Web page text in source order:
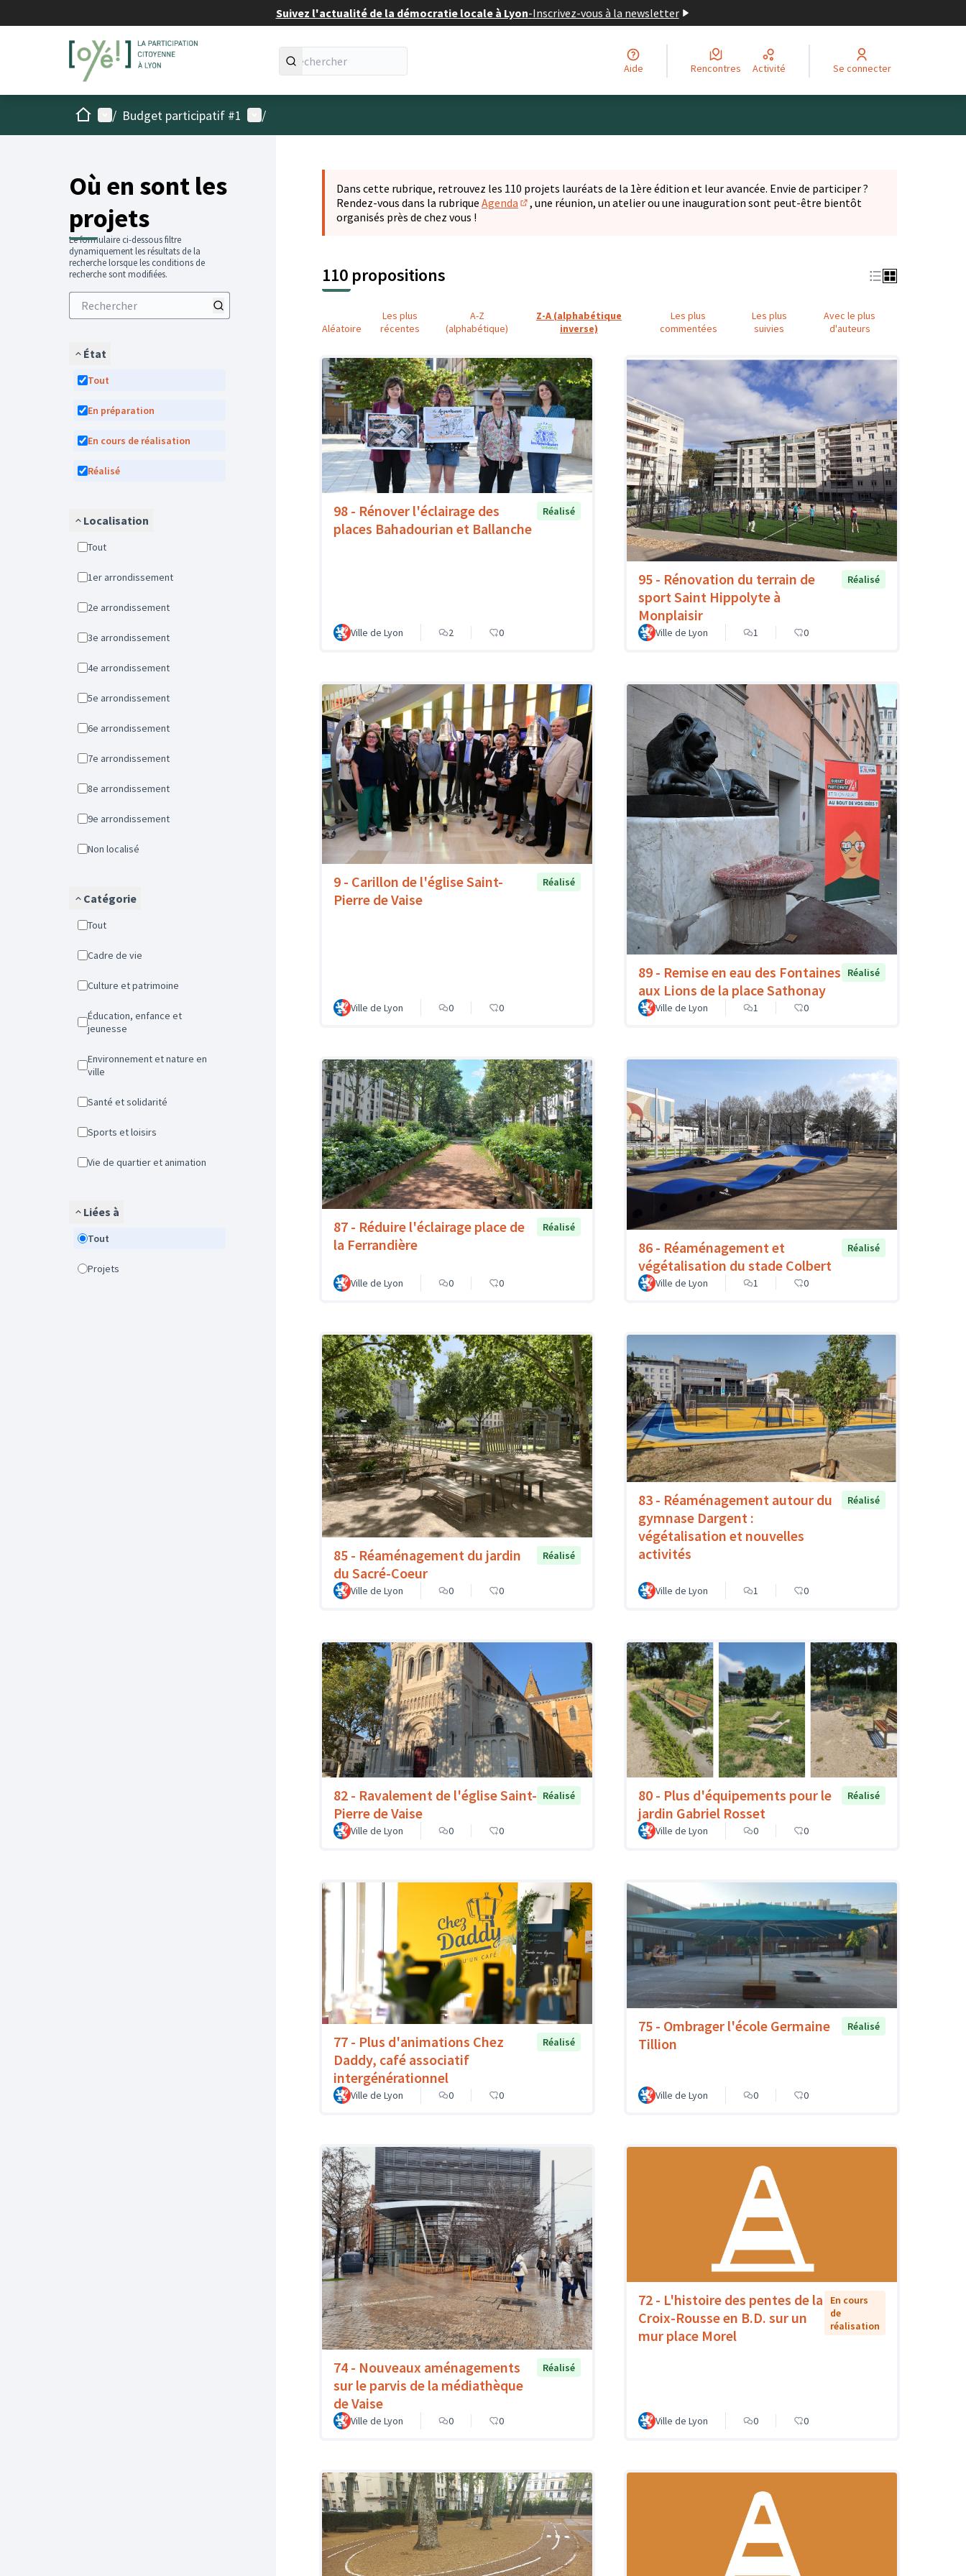
Suivez l'actualité de la démocratie locale à Lyon-Inscrivez-vous à la newsletter
Aide Rencontres Activité Se connecter
AccueilMenu principal
/ Budget participatif #1 Menu utilisateur
/
Où en sont les
projets
Le formulaire ci-dessous filtre
dynamiquement les résultats de la
recherche lorsque les conditions de
recherche sont modifiées.
État
Tout
En préparation
En cours de réalisation
Réalisé
Localisation
Tout
1er arrondissement
2e arrondissement
3e arrondissement
4e arrondissement
5e arrondissement
6e arrondissement
7e arrondissement
8e arrondissement
9e arrondissement
Non localisé
Catégorie
Tout
Cadre de vie
Culture et patrimoine
Éducation, enfance et
jeunesse
Environnement et nature en
ville
Santé et solidarité
Sports et loisirs
Vie de quartier et animation
Liées à
Tout
Projets
Dans cette rubrique, retrouvez les 110 projets lauréats de la 1ère édition et leur avancée. Envie de participer ?
Rendez-vous dans la rubrique Agenda
(S'ouvre dans un nouvel onglet)
, une réunion, un atelier ou une inauguration sont peut-être bientôt
organisés près de chez vous !
110 propositions
Aléatoire
Les plus
récentes
A-Z
(alphabétique)
Z-A (alphabétique
inverse)
Les plus
commentées
Les plus
suivies
Avec le plus
d'auteurs
98 - Rénover l'éclairage des
places Bahadourian et Ballanche
Réalisé
Ville de Lyon 2 0
95 - Rénovation du terrain de
sport Saint Hippolyte à
Monplaisir
Réalisé
Ville de Lyon 1 0
9 - Carillon de l'église Saint-
Pierre de Vaise
Réalisé
Ville de Lyon 0 0
89 - Remise en eau des Fontaines
aux Lions de la place Sathonay
Réalisé
Ville de Lyon 1 0
87 - Réduire l'éclairage place de
la Ferrandière
Réalisé
Ville de Lyon 0 0
86 - Réaménagement et
végétalisation du stade Colbert
Réalisé
Ville de Lyon 1 0
85 - Réaménagement du jardin
du Sacré-Coeur
Réalisé
Ville de Lyon 0 0
83 - Réaménagement autour du
gymnase Dargent :
végétalisation et nouvelles
activités
Réalisé
Ville de Lyon 1 0
82 - Ravalement de l'église Saint-
Pierre de Vaise
Réalisé
Ville de Lyon 0 0
80 - Plus d'équipements pour le
jardin Gabriel Rosset
Réalisé
Ville de Lyon 0 0
77 - Plus d'animations Chez
Daddy, café associatif
intergénérationnel
Réalisé
Ville de Lyon 0 0
75 - Ombrager l'école Germaine
Tillion
Réalisé
Ville de Lyon 0 0
74 - Nouveaux aménagements
sur le parvis de la médiathèque
de Vaise
Réalisé
Ville de Lyon 0 0
72 - L'histoire des pentes de la
Croix-Rousse en B.D. sur un
mur place Morel
En cours
de
réalisation
Ville de Lyon 0 0